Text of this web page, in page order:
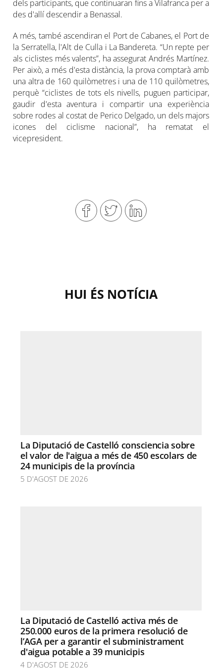
dels participants, que continuaran fins a Vilafranca per a
des d'allí descendir a Benassal.
A més, també ascendiran el Port de Cabanes, el Port de
la Serratella, l'Alt de Culla i La Bandereta. “Un repte per
als ciclistes més valents”, ha assegurat Andrés Martínez.
Per això, a més d'esta distància, la prova comptarà amb
una altra de 160 quilòmetres i una de 110 quilòmetres,
perquè “ciclistes de tots els nivells, puguen participar,
gaudir d'esta aventura i compartir una experiència
sobre rodes al costat de Perico Delgado, un dels majors
icones del ciclisme nacional”, ha rematat el
vicepresident.
HUI ÉS NOTÍCIA
La Diputació de Castelló consciencia sobre
el valor de l'aigua a més de 450 escolars de
24 municipis de la província
5 D'AGOST DE 2026
La Diputació de Castelló activa més de
250.000 euros de la primera resolució de
l’AGA per a garantir el subministrament
d'aigua potable a 39 municipis
4 D'AGOST DE 2026